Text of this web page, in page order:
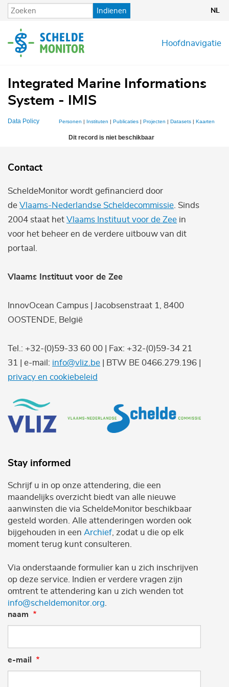
Overslaan
en
de
inhoud
Indienen NL
Hoofdnavigatie
Integrated Marine Informations
System - IMIS
Data Policy Personen | Instituten | Publicaties | Projecten | Datasets | Kaarten
Dit record is niet beschikbaar
Contact
ScheldeMonitor wordt gefinancierd door
de Vlaams-Nederlandse Scheldecommissie . Sinds
2004 staat het Vlaams Instituut voor de Zee in
voor het beheer en de verdere uitbouw van dit
portaal.
Vlaams Instituut voor de Zee
InnovOcean Campus | Jacobsenstraat 1, 8400
OOSTENDE, België
Tel.: +32-(0)59-33 60 00 | Fax: +32-(0)59-34 21
31 | e-mail: info@vliz.be | BTW BE 0466.279.196 |
privacy en cookiebeleid
Stay informed
Schrijf u in op onze attendering, die een
maandelijks overzicht biedt van alle nieuwe
aanwinsten die via ScheldeMonitor beschikbaar
gesteld worden. Alle attenderingen worden ook
bijgehouden in een Archief , zodat u die op elk
moment terug kunt consulteren.
Via onderstaande formulier kan u zich inschrijven
op deze service. Indien er verdere vragen zijn
omtrent te attendering kan u zich wenden tot
info@scheldemonitor.org
naam
e-mail